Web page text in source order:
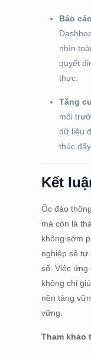
Báo
nhìn
quyết
thực.
Tăng
môi
dữ liệu
thúc
Kết
Ốc đảo
mà còn là
không sớm
nghiệp sẽ tự
số. Việc ứng
không chỉ
nền tảng
vững.
Tham khảo